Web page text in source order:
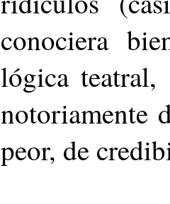
conociera
lógica teatral,
notoriamente
peor, de